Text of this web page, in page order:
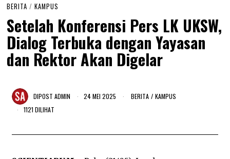
BERITA / KAMPUS
Setelah Konferensi Pers LK UKSW,
Dialog Terbuka dengan Yayasan
dan Rektor Akan Digelar
DIPOST ADMIN 24 MEI 2025
2
BERITA / KAMPUS
1121 DILIHAT